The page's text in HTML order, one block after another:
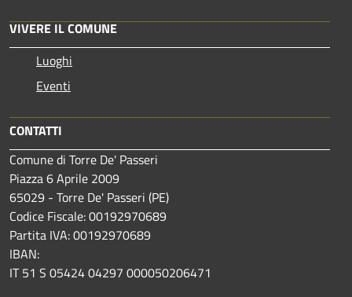
VIVERE IL COMUNE
Luoghi
Eventi
CONTATTI
Comune di Torre De' Passeri
Piazza 6 Aprile 2009
65029 - Torre De' Passeri (PE)
Codice Fiscale: 00192970689
Partita IVA: 00192970689
IBAN:
IT 51 S 05424 04297 000050206471